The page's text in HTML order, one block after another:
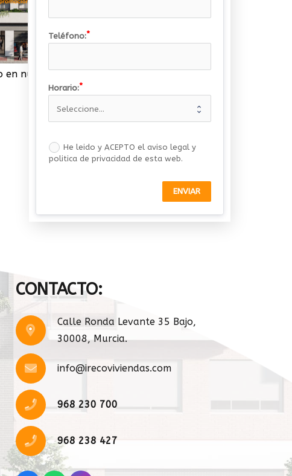
¿Os hemos dicho que solo nos queda uno?
Teléfono:
Horario:
He leido y ACEPTO el aviso legal y
politica de privacidad de esta web.
ENVIAR
CONTACTO:
Calle Ronda Levante 35 Bajo,
30008, Murcia.
info@irecoviviendas.com
968 230 700
968 238 427